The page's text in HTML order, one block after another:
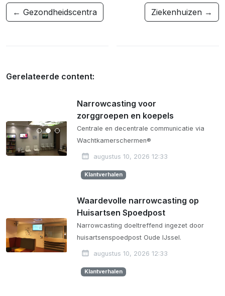
← Gezondheidscentra Ziekenhuizen →
Gerelateerde content:
Narrowcasting voor
zorggroepen en koepels
Centrale en decentrale communicatie via
Wachtkamerschermen®
augustus 10, 2026 12:33
Klantverhalen
Waardevolle narrowcasting op
Huisartsen Spoedpost
Narrowcasting doeltreffend ingezet door
huisartsenspoedpost Oude IJssel.
augustus 10, 2026 12:33
Klantverhalen